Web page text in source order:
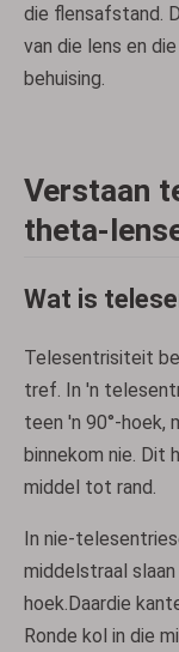
die flensafstand.
van die lens en
behuising.
Verstaan
theta-
Wat is
Telesentrisiteit
tref. In 'n
teen 'n 90°-hoek,
binnekom nie. Dit
middel tot rand.
In nie-
middelstraal
hoek.Daardie
Ronde kol in die